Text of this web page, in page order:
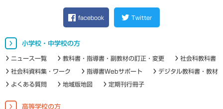
facebook Twitter
小学校・中学校の方
ニュース一覧 教科書・指導書・副教材の訂正・変更 社会科教科書
社会科資料集・ワーク 指導書Webサポート デジタル教科書・教材
よくある質問 地域版地図 定期刊行冊子
高等学校の方